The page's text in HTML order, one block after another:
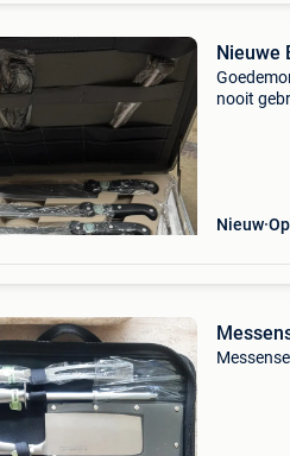
Nieuwe
nooit
Nieuw